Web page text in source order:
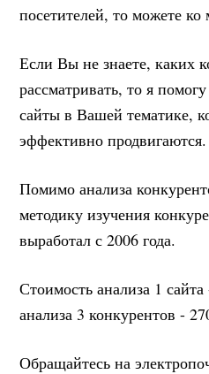
посетителей, то можете ко
Если Вы не знаете, каких
рассматривать, то я
сайты в Вашей тематике,
эффективно продвигаются.
Помимо анализа
методику изучения
выработал с 2006 года.
Стоимость анализа 1
анализа 3 конкурентов -
Обращайтесь на